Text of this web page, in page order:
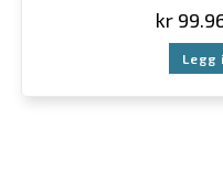
kr
Legg